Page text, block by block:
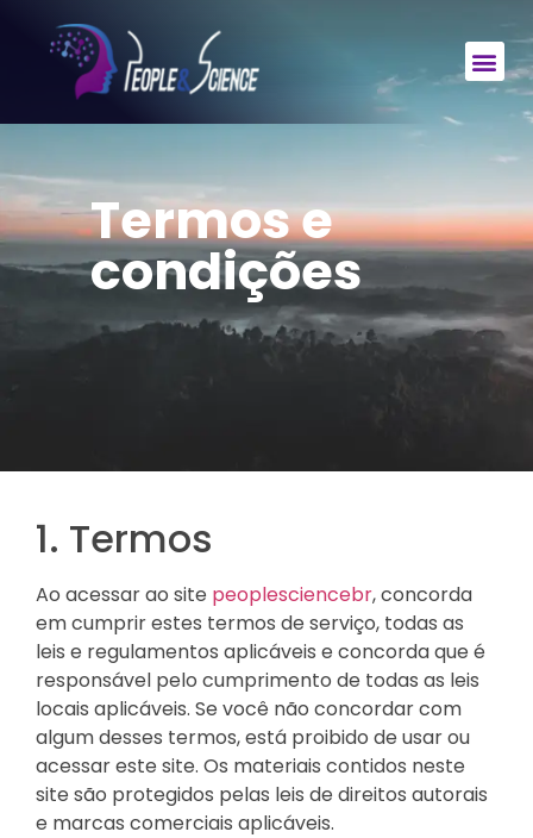
Termos e
condições
1. Termos
Ao acessar ao site peoplesciencebr, concorda
em cumprir estes termos de serviço, todas as
leis e regulamentos aplicáveis ​​e concorda que é
responsável pelo cumprimento de todas as leis
locais aplicáveis. Se você não concordar com
algum desses termos, está proibido de usar ou
acessar este site. Os materiais contidos neste
site são protegidos pelas leis de direitos autorais
e marcas comerciais aplicáveis.